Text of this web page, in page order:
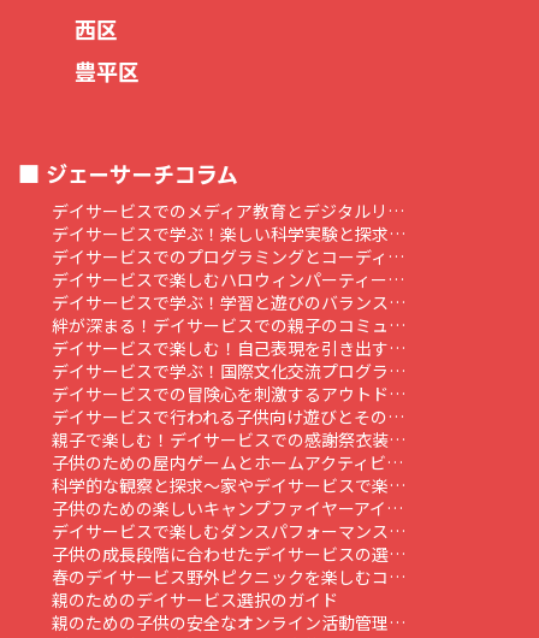
西区
豊平区
ジェーサーチコラム
デイサービスでのメディア教育とデジタルリ…
デイサービスで学ぶ！楽しい科学実験と探求…
デイサービスでのプログラミングとコーディ…
デイサービスで楽しむハロウィンパーティー…
デイサービスで学ぶ！学習と遊びのバランス…
絆が深まる！デイサービスでの親子のコミュ…
デイサービスで楽しむ！自己表現を引き出す…
デイサービスで学ぶ！国際文化交流プログラ…
デイサービスでの冒険心を刺激するアウトド…
デイサービスで行われる子供向け遊びとその…
親子で楽しむ！デイサービスでの感謝祭衣装…
子供のための屋内ゲームとホームアクティビ…
科学的な観察と探求～家やデイサービスで楽…
子供のための楽しいキャンプファイヤーアイ…
デイサービスで楽しむダンスパフォーマンス…
子供の成長段階に合わせたデイサービスの選…
春のデイサービス野外ピクニックを楽しむコ…
親のためのデイサービス選択のガイド
親のための子供の安全なオンライン活動管理…